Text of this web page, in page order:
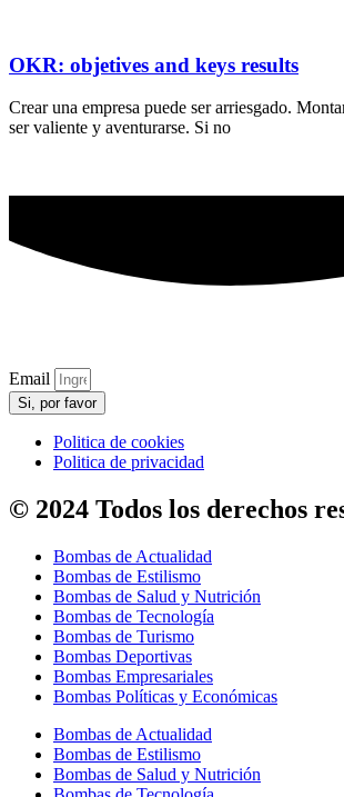
OKR: objetives and keys results
Crear una empresa puede ser arriesgado.
ser valiente y aventurarse. Si no
Email
Si, por favor
Politica de cookies
Politica de privacidad
© 2024 Todos los derechos
Bombas de Actualidad
Bombas de Estilismo
Bombas de Salud y Nutrición
Bombas de Tecnología
Bombas de Turismo
Bombas Deportivas
Bombas Empresariales
Bombas Políticas y Económicas
Bombas de Actualidad
Bombas de Estilismo
Bombas de Salud y Nutrición